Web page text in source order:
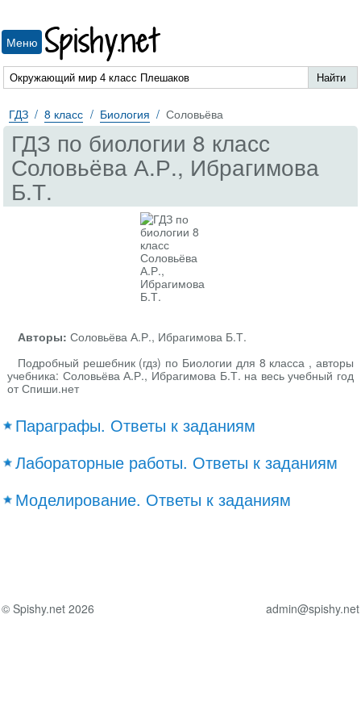
Меню Spishy.net
ГДЗ 8 класс Биология Соловьёва
ГДЗ по биологии 8 класс
Соловьёва А.Р., Ибрагимова
Б.Т.
Авторы: Соловьёва А.Р., Ибрагимова Б.Т.
Подробный решебник (гдз) по Биологии для 8 класса , авторы
учебника: Соловьёва А.Р., Ибрагимова Б.Т. на весь учебный год
от Спиши.нет
Параграфы. Ответы к заданиям
Лабораторные работы. Ответы к заданиям
Моделирование. Ответы к заданиям
© Spishy.net 2026 admin@spishy.net